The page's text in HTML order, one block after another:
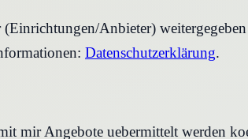
Anbieter)
Datenschutzerklärung.
mir Angebote uebermittelt werden